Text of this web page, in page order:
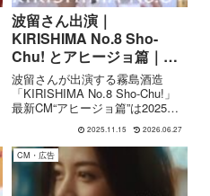
波留さん出演｜
KIRISHIMA No.8 Sho-
Chu! とアヒージョ篇｜霧
島酒造 CM
波留さんが出演する霧島酒造
「KIRISHIMA No.8 Sho-Chu!」
最新CM“アヒージョ篇”は2025年
11月16日(日)より放送開始。食卓
に寄り添う映像美や出演者情報、
CMの魅力を紹介します。
2025.11.15 2026.06.27
CM・広告